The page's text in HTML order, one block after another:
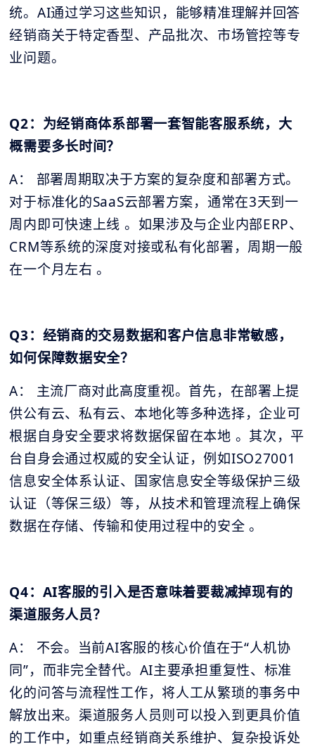
统。AI通过学习这些知识，能够精准理解并回答
经销商关于特定香型、产品批次、市场管控等专
业问题。
Q2：为经销商体系部署一套智能客服系统，大
概需要多长时间？
A： 部署周期取决于方案的复杂度和部署方式。
对于标准化的SaaS云部署方案，通常在3天到一
周内即可快速上线 。如果涉及与企业内部ERP、
CRM等系统的深度对接或私有化部署，周期一般
在一个月左右 。
Q3：经销商的交易数据和客户信息非常敏感，
如何保障数据安全？
A： 主流厂商对此高度重视。首先，在部署上提
供公有云、私有云、本地化等多种选择，企业可
根据自身安全要求将数据保留在本地 。其次，平
台自身会通过权威的安全认证，例如ISO27001
信息安全体系认证、国家信息安全等级保护三级
认证（等保三级）等，从技术和管理流程上确保
数据在存储、传输和使用过程中的安全 。
Q4：AI客服的引入是否意味着要裁减掉现有的
渠道服务人员？
A： 不会。当前AI客服的核心价值在于“人机协
同”，而非完全替代。AI主要承担重复性、标准
化的问答与流程性工作，将人工从繁琐的事务中
解放出来。渠道服务人员则可以投入到更具价值
的工作中，如重点经销商关系维护、复杂投诉处